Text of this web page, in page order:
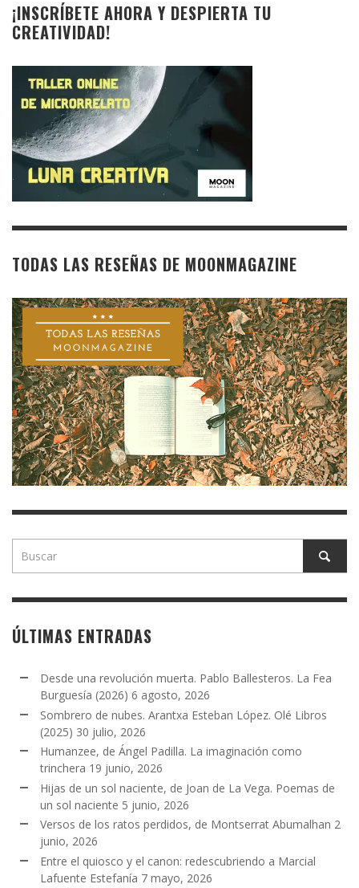
¡INSCRÍBETE AHORA Y DESPIERTA TU
CREATIVIDAD!
TODAS LAS RESEÑAS DE MOONMAGAZINE
ÚLTIMAS ENTRADAS
Desde una revolución muerta. Pablo Ballesteros. La Fea
Burguesía (2026) 6 agosto, 2026
Sombrero de nubes. Arantxa Esteban López. Olé Libros
(2025) 30 julio, 2026
Humanzee, de Ángel Padilla. La imaginación como
trinchera 19 junio, 2026
Hijas de un sol naciente, de Joan de La Vega. Poemas de
un sol naciente 5 junio, 2026
Versos de los ratos perdidos, de Montserrat Abumalhan 2
junio, 2026
Entre el quiosco y el canon: redescubriendo a Marcial
Lafuente Estefanía 7 mayo, 2026